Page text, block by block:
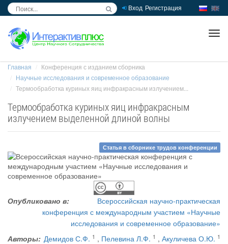
Вход Регистрация
Главная
Конференция с изданием сборника
Научные исследования и современное образование
Термообработка куриных яиц инфракрасным излучением...
Термообработка куриных яиц инфракрасным
излучением выделенной длиной волны
Статья в сборнике трудов конференции
Опубликовано в:
Всероссийская научно-практическая
конференция с международным участием «Научные
исследования и современное образование»
Авторы: Демидов С.Ф. 1 , Пелевина Л.Ф. 1 , Акуличева О.Ю. 1